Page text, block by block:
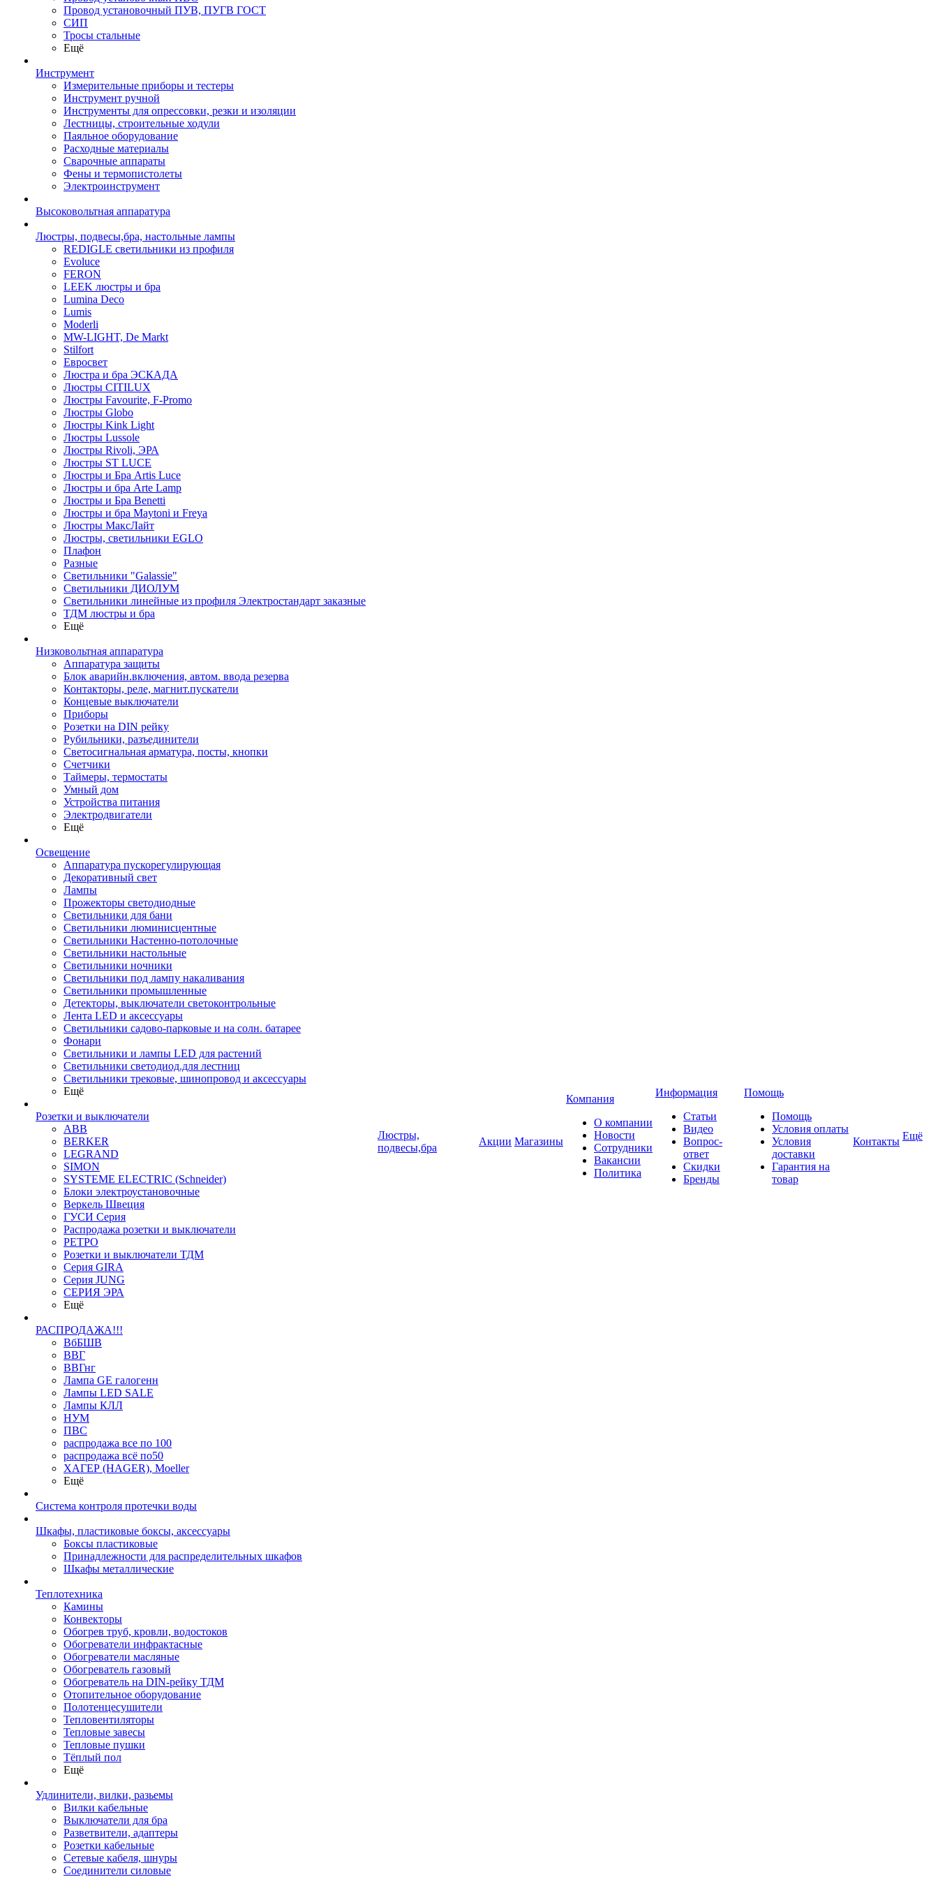
Провод установочный ПУВ, ПУГВ ГОСТ
СИП
Тросы стальные
Ещё
Инструмент
Измерительные приборы и тестеры
Инструмент ручной
Инструменты для опрессовки, резки и изоляции
Лестницы, строительные ходули
Паяльное оборудование
Расходные материалы
Сварочные аппараты
Фены и термопистолеты
Электроинструмент
Высоковольтная аппаратура
Люстры, подвесы,бра, настольные лампы
REDIGLE светильники из профиля
Evoluce
FERON
LEEK люстры и бра
Lumina Deco
Lumis
Moderli
MW-LIGHT, De Markt
Stilfort
Евросвет
Люстра и бра ЭСКАДА
Люстры CITILUX
Люстры Favourite, F-Promo
Люстры Globo
Люстры Kink Light
Люстры Lussole
Люстры Rivoli, ЭРА
Люстры ST LUCE
Люстры и Бра Artis Luce
Люстры и бра Arte Lamp
Люстры и Бра Benetti
Люстры и бра Maytoni и Freya
Люстры МаксЛайт
Люстры, светильники EGLO
Плафон
Разные
Светильники "Galassie"
Светильники ДИОЛУМ
Светильники линейные из профиля Электростандарт заказные
ТДМ люстры и бра
Ещё
Низковольтная аппаратура
Аппаратура защиты
Блок аварийн.включения, автом. ввода резерва
Контакторы, реле, магнит.пускатели
Концевые выключатели
Приборы
Розетки на DIN рейку
Рубильники, разъединители
Светосигнальная арматура, посты, кнопки
Счетчики
Таймеры, термостаты
Умный дом
Устройства питания
Электродвигатели
Ещё
Освещение
Аппаратура пускорегулирующая
Декоративный свет
Лампы
Прожекторы светодиодные
Светильники для бани
Светильники люминисцентные
Светильники Настенно-потолочные
Светильники настольные
Светильники ночники
Светильники под лампу накаливания
Светильники промышленные
Детекторы, выключатели светоконтрольные
Лента LED и аксессуары
Светильники садово-парковые и на солн. батарее
Фонари
Светильники и лампы LED для растений
Светильники светодиод.для лестниц
Светильники трековые, шинопровод и аксессуары
Ещё
Розетки и выключатели
ABB
BERKER
LEGRAND
SIMON
SYSTEME ELECTRIC (Schneider)
Блоки электроустановочные
Веркель Швеция
ГУСИ Серия
Распродажа розетки и выключатели
РЕТРО
Розетки и выключатели ТДМ
Серия GIRA
Серия JUNG
СЕРИЯ ЭРА
Ещё
РАСПРОДАЖА!!!
ВбБШВ
ВВГ
ВВГнг
Лампа GE галогенн
Лампы LED SALE
Лампы КЛЛ
НУМ
ПВС
распродажа все по 100
распродажа всё по50
ХАГЕР (HAGER), Moeller
Ещё
Система контроля протечки воды
Шкафы, пластиковые боксы, аксессуары
Боксы пластиковые
Принадлежности для распределительных шкафов
Шкафы металлические
Теплотехника
Камины
Конвекторы
Обогрев труб, кровли, водостоков
Обогреватели инфрактасные
Обогреватели масляные
Обогреватель газовый
Обогреватель на DIN-рейку ТДМ
Отопительное оборудование
Полотенцесушители
Тепловентиляторы
Тепловые завесы
Тепловые пушки
Тёплый пол
Ещё
Удлинители, вилки, разьемы
Вилки кабельные
Выключатели для бра
Разветвители, адаптеры
Розетки кабельные
Сетевые кабеля, шнуры
Соединители силовые
Люстры,
подвесы,бра
Акции Магазины
Компания
О компании
Новости
Сотрудники
Вакансии
Политика
Информация
Статьи
Видео
Вопрос-
ответ
Скидки
Бренды
Помощь
Помощь
Условия оплаты
Условия
доставки
Гарантия на
товар
Контакты Ещё